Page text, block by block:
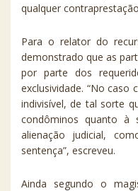
qualquer
Para o relator do
demonstrado que as
por parte dos
exclusividade. “No
indivisível, de tal sorte
condôminos quanto à
alienação judicial,
sentença”, escreveu.
Ainda segundo o